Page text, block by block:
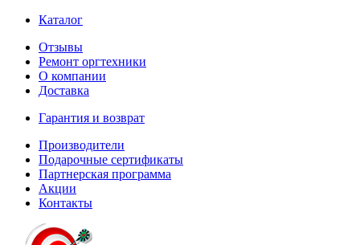
Каталог
Отзывы
Ремонт оргтехники
О компании
Доставка
Гарантия и возврат
Производители
Подарочные сертификаты
Партнерская программа
Акции
Контакты